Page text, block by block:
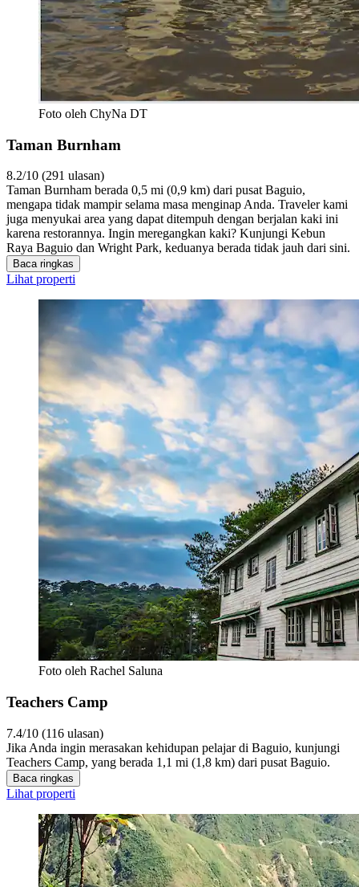
Foto oleh ChyNa DT
Taman Burnham
8.2/10 (291 ulasan)
Taman Burnham berada 0,5 mi (0,9 km) dari pusat Baguio,
mengapa tidak mampir selama masa menginap Anda. Traveler kami
juga menyukai area yang dapat ditempuh dengan berjalan kaki ini
karena restorannya. Ingin meregangkan kaki? Kunjungi Kebun
Raya Baguio dan Wright Park, keduanya berada tidak jauh dari sini.
Baca ringkas
Lihat properti
Foto oleh Rachel Saluna
Teachers Camp
7.4/10 (116 ulasan)
Jika Anda ingin merasakan kehidupan pelajar di Baguio, kunjungi
Teachers Camp, yang berada 1,1 mi (1,8 km) dari pusat Baguio.
Baca ringkas
Lihat properti